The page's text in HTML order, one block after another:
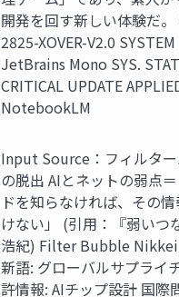
開発を回す新しい体験だ。
2825-XOVER-V2.0
JetBrains Mono SYS.
CRITICAL UPDATE
NotebookLM
Input Source：フィルタ
の脱出 AIとネットの弱点
ドを知らなければ、その
けない」 (引用：『弱いつ
浩紀) Filter Bubble
新語: グローバルサプライ
許情報: AIチップ設計 国際